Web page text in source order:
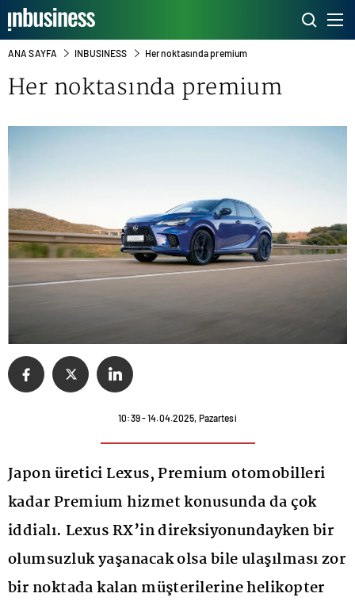
ANA SAYFA INBUSINESS Her noktasında premium
Her noktasında premium
10:39 - 14.04.2025, Pazartesi
Japon üretici Lexus, Premium otomobilleri
kadar Premium hizmet konusunda da çok
iddialı. Lexus RX’in direksiyonundayken bir
olumsuzluk yaşanacak olsa bile ulaşılması zor
bir noktada kalan müşterilerine helikopter